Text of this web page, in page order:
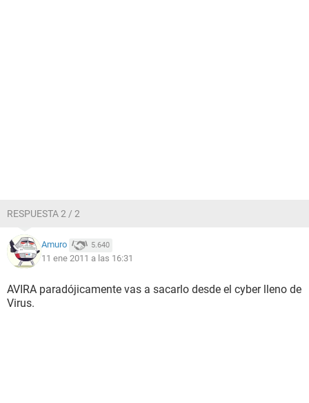
RESPUESTA 2 / 2
Amuro 5.640
11 ene 2011 a las 16:31
AVIRA paradójicamente vas a sacarlo desde el cyber lleno de
Virus.